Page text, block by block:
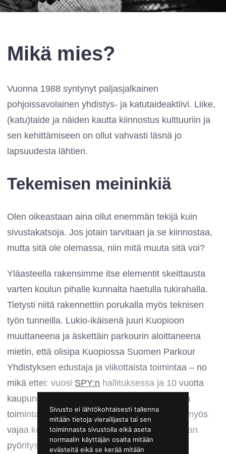
Mikä mies?
Vuonna 1988 syntynyt paljasjalkainen
pohjoissavolainen yhdistys- ja katutaideaktiivi. Liike,
(katu)taide ja näiden kautta kiinnostus kulttuuriin ja
sen kehittämiseen on ollut vahvasti läsnä jo
lapsuudesta lähtien.
Tekemisen meininkiä
Olen oikeastaan aina ollut enemmän tekijä kuin
sivustakatsoja. Jos jotain tarvitaan ja se kiinnostaa,
mutta sitä ole olemassa, niin mitä muuta sitä voi?
Yläasteella rakensimme itse elementit skeittausta
varten koulun pihalle kunnalta haetulla tukirahalla.
Tietysti niitä rakennettiin porukalla myös teknisen
työn tunneilla. Lukio-ikäisenä juuri Kuopioon
muuttaneena ja äskettäin parkourin aloittaneena
mietin, että olisipa Kuopiossa Suomen Parkour
Yhdistyksen edustaja ja viikottaista toimintaa – no
mikä ettei: vuosi SPY:n hallituksessa ja 10 vuotta
kaupunkivastaavana järjestämässä paikallista
toimintaa. Parkour-toimintaan voidaan lisätä myös
vajaa kolme vuotta Kuopion Parkour Akatemian
pyöritystä. Hiphop ja sen kaikki ilmiöt alkoivat
Sivusto ei lähtökohtaisesti tallenna
mitään tietoja vierailijasta tai sen
toiminnasta sivustolla eikä aseta
normaalin käyttäjän osalta mitään
evästeitä eikä se kerää mitään